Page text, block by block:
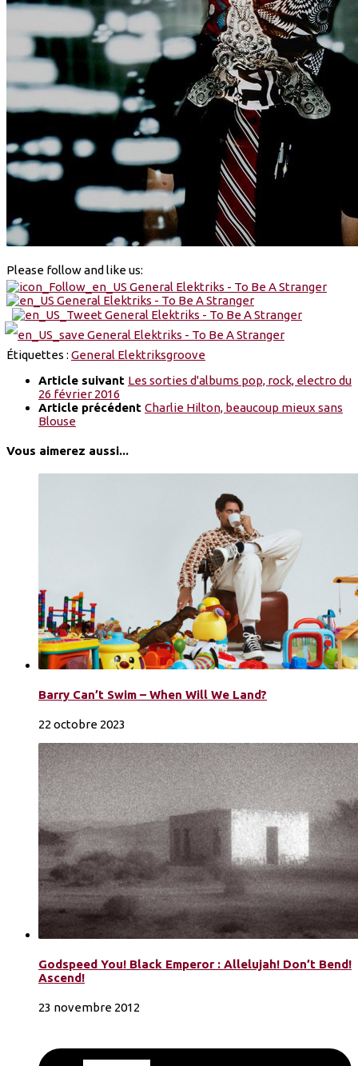
Please follow and like us:
Étiquettes : General Elektriksgroove
Article suivant Les sorties d'albums pop, rock, electro du
26 février 2016
Article précédent Charlie Hilton, beaucoup mieux sans
Blouse
Vous aimerez aussi...
Barry Can’t Swim – When Will We Land?
22 octobre 2023
Godspeed You! Black Emperor : Allelujah! Don’t Bend!
Ascend!
23 novembre 2012